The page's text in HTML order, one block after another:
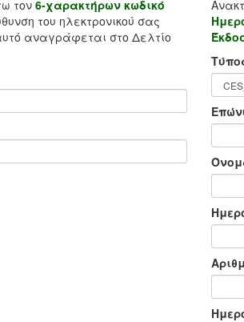
τον 6-χαρακτήρων κωδικό
του ηλεκτρονικού σας
αναγράφεται στο Δελτίο